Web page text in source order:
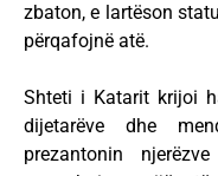
zbaton, e lartëson
përqafojnë atë.
Shteti i Katarit krijoi
dijetarëve dhe
prezantonin